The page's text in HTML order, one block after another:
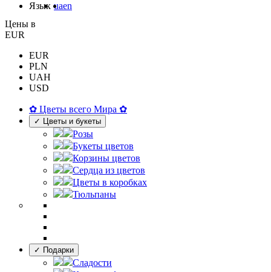
Язык uaen
Цены в
EUR
EUR
PLN
UAH
USD
✿ Цветы всего Мира ✿
✓ Цветы и букеты
Розы
Букеты цветов
Корзины цветов
Сердца из цветов
Цветы в коробках
Тюльпаны
✓ Подарки
Сладости